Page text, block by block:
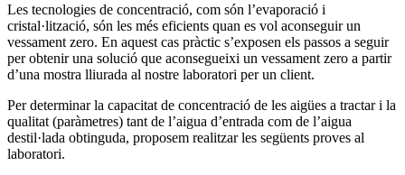
Les tecnologies de concentració, com són l’evaporació i
cristal·lització, són les més eficients quan es vol aconseguir un
vessament zero. En aquest cas pràctic s’exposen els passos a seguir
per obtenir una solució que aconsegueixi un vessament zero a partir
d’una mostra lliurada al nostre laboratori per un client.
Per determinar la capacitat de concentració de les aigües a tractar i la
qualitat (paràmetres) tant de l’aigua d’entrada com de l’aigua
destil·lada obtinguda, proposem realitzar les següents proves al
laboratori.